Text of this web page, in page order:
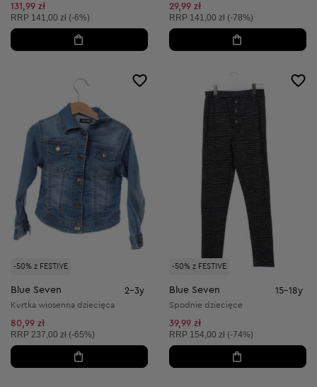
131,99 zł
Cena sugerowana:
RRP 141,00 zł (-6%)
29,99 zł
Cena sugerowana:
RRP 141,00 zł (-78%)
-50% z FESTIVE
Blue Seven 2-3y
Kurtka wiosenna dziecięca
80,99 zł
Cena sugerowana:
RRP 237,00 zł (-65%)
-50% z FESTIVE
Blue Seven 15-18y
Spodnie dziecięce
39,99 zł
Cena sugerowana:
RRP 154,00 zł (-74%)